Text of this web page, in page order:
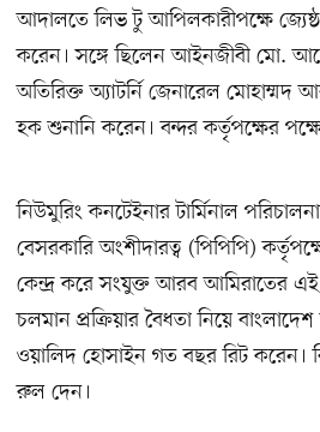
আদালতে লিভ টু আপিলকারীপক্ষে
করেন। সঙ্গে ছিলেন আইনজীবী মো.
অতিরিক্ত অ্যাটর্নি জেনারেল
হক শুনানি করেন। বন্দর কর্তৃপক্ষের
নিউমুরিং কনটেইনার টার্মিনাল
বেসরকারি অংশীদারত্ব (পিপিপি)
কেন্দ্র করে সংযুক্ত আরব আমিরাতের এই
চলমান প্রক্রিয়ার বৈধতা নিয়ে
ওয়ালিদ হোসাইন গত বছর রিট করেন।
রুল দেন।